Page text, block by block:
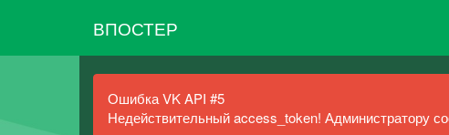
ВПОСТЕР
Ошибка VK API #5
Недействительный access_token! Администратору